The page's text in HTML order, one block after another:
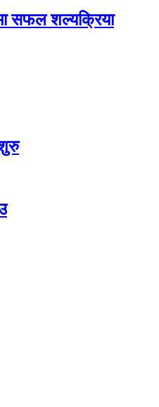
सफल शल्यक्रिया
शुरु